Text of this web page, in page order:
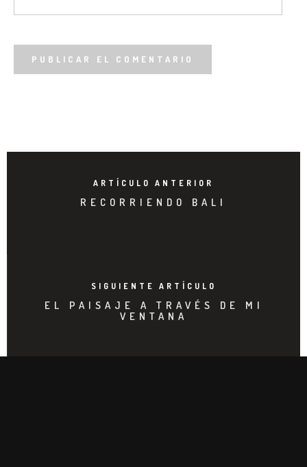
ARTÍCULO ANTERIOR
RECORRIENDO BALI
SIGUIENTE ARTÍCULO
EL PAISAJE A TRAVÉS DE MI
VENTANA